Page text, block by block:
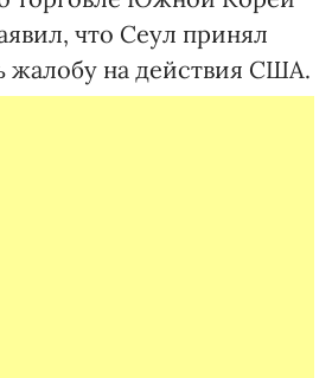
что Сеул принял
жалобу на действия США.